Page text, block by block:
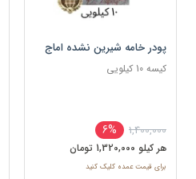
پودر خامه شیرین نشده اماج
کیسه 10 کیلویی
1,400,000
6%
هر کيلو 1,320,000 تومان
برای قیمت عمده کلیک کنید